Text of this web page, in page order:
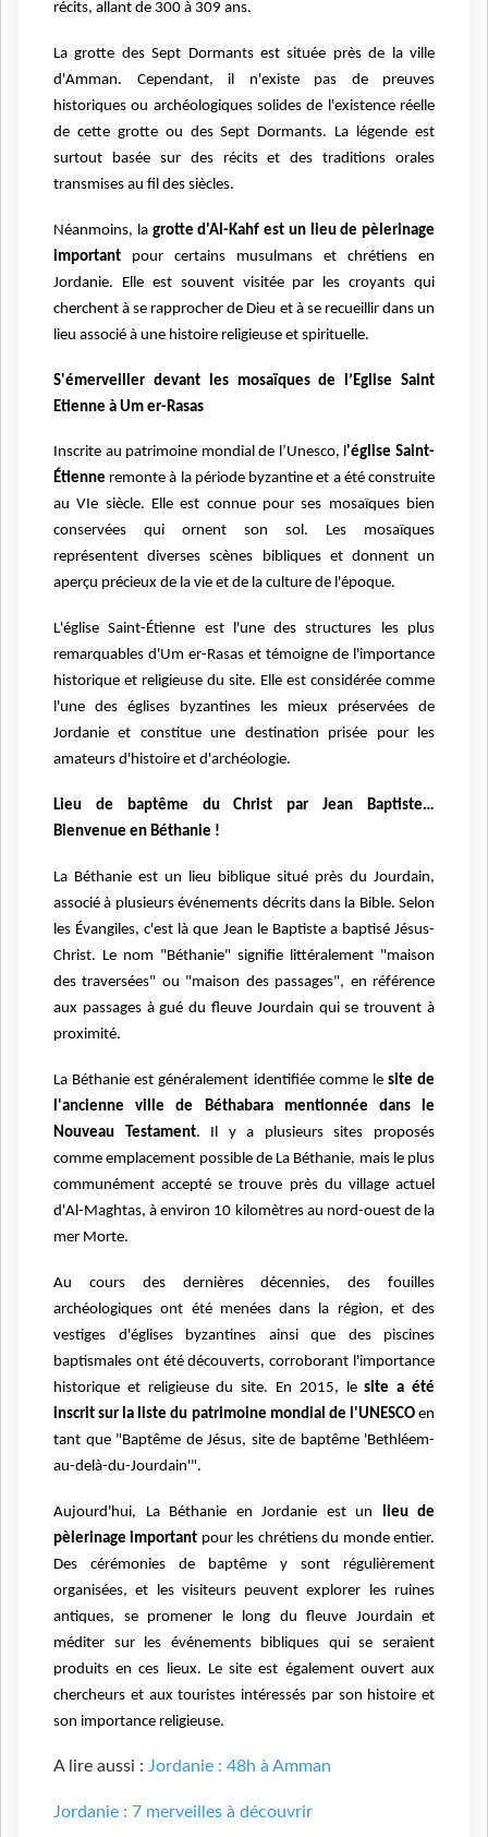
récits, allant de 300 à 309 ans.
La grotte des Sept Dormants est située près de la ville
d'Amman. Cependant, il n'existe pas de preuves
historiques ou archéologiques solides de l'existence réelle
de cette grotte ou des Sept Dormants. La légende est
surtout basée sur des récits et des traditions orales
transmises au fil des siècles.
Néanmoins, la grotte d'Al-Kahf est un lieu de pèlerinage
important pour certains musulmans et chrétiens en
Jordanie. Elle est souvent visitée par les croyants qui
cherchent à se rapprocher de Dieu et à se recueillir dans un
lieu associé à une histoire religieuse et spirituelle.
S'émerveiller devant les mosaïques de l’Eglise Saint
Etienne à Um er-Rasas
Inscrite au patrimoine mondial de l’Unesco, l'église Saint-
Étienne remonte à la période byzantine et a été construite
au VIe siècle. Elle est connue pour ses mosaïques bien
conservées qui ornent son sol. Les mosaïques
représentent diverses scènes bibliques et donnent un
aperçu précieux de la vie et de la culture de l'époque.
L'église Saint-Étienne est l'une des structures les plus
remarquables d'Um er-Rasas et témoigne de l'importance
historique et religieuse du site. Elle est considérée comme
l'une des églises byzantines les mieux préservées de
Jordanie et constitue une destination prisée pour les
amateurs d'histoire et d'archéologie.
Lieu de baptême du Christ par Jean Baptiste…
Bienvenue en Béthanie !
La Béthanie est un lieu biblique situé près du Jourdain,
associé à plusieurs événements décrits dans la Bible. Selon
les Évangiles, c'est là que Jean le Baptiste a baptisé Jésus-
Christ. Le nom "Béthanie" signifie littéralement "maison
des traversées" ou "maison des passages", en référence
aux passages à gué du fleuve Jourdain qui se trouvent à
proximité.
La Béthanie est généralement identifiée comme le site de
l'ancienne ville de Béthabara mentionnée dans le
Nouveau Testament. Il y a plusieurs sites proposés
comme emplacement possible de La Béthanie, mais le plus
communément accepté se trouve près du village actuel
d'Al-Maghtas, à environ 10 kilomètres au nord-ouest de la
mer Morte.
Au cours des dernières décennies, des fouilles
archéologiques ont été menées dans la région, et des
vestiges d'églises byzantines ainsi que des piscines
baptismales ont été découverts, corroborant l'importance
historique et religieuse du site. En 2015, lesite a été
inscrit sur la liste du patrimoine mondial de l'UNESCO en
tant que "Baptême de Jésus, site de baptême 'Bethléem-
au-delà-du-Jourdain'".
Aujourd'hui, La Béthanie en Jordanie est un lieu de
pèlerinage important pour les chrétiens du monde entier.
Des cérémonies de baptême y sont régulièrement
organisées, et les visiteurs peuvent explorer les ruines
antiques, se promener le long du fleuve Jourdain et
méditer sur les événements bibliques qui se seraient
produits en ces lieux. Le site est également ouvert aux
chercheurs et aux touristes intéressés par son histoire et
son importance religieuse.
A lire aussi : Jordanie : 48h à Amman
Jordanie : 7 merveilles à découvrir